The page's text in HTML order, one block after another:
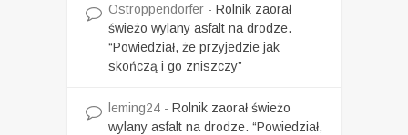
Ostroppendorfer - Rolnik zaorał
świeżo wylany asfalt na drodze.
“Powiedział, że przyjedzie jak
skończą i go zniszczy”
leming24 - Rolnik zaorał świeżo
wylany asfalt na drodze. “Powiedział,